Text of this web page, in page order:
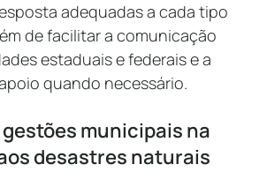
adequadas a cada tipo
de facilitar a comunicação
estaduais e federais e a
quando necessário.
gestões municipais na
desastres naturais